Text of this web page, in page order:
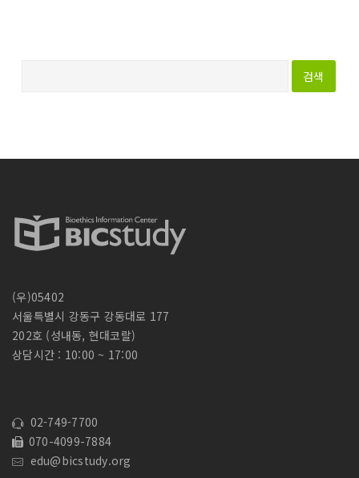
(우)05402
서울특별시 강동구 강동대로 177
202호 (성내동, 현대코랄)
상담시간 : 10:00 ~ 17:00
02-749-7700
070-4099-7884
edu@bicstudy.org